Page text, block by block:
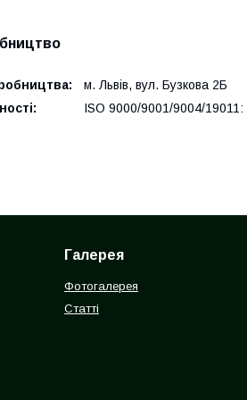
м. Львів, вул. Бузкова 2Б
ISO 9000/9001/9004/19011:
Галерея
Фотогалерея
Статті